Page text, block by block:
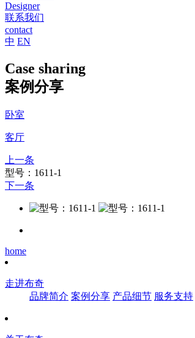
Designer
联系我们
contact
中 EN
Case sharing
案例分享
卧室
客厅
上一条
型号：1611-1
下一条
home
走进布奇
品牌简介 案例分享 产品细节 服务支持